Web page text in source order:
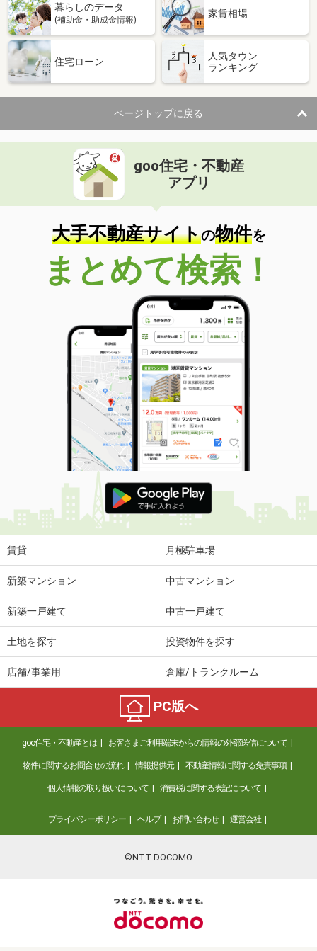
暮らしのデータ
(補助金・助成金情報)
家賃相場
住宅ローン
人気タウン
ランキング
ページトップに戻る
goo住宅・不動産
アプリ
大手不動産サイトの物件を
まとめて検索！
賃貸 月極駐車場
新築マンション 中古マンション
新築一戸建て 中古一戸建て
土地を探す 投資物件を探す
店舗/事業用 倉庫/トランクルーム
PC版へ
goo住宅・不動産とは お客さまご利用端末からの情報の外部送信について
物件に関するお問合せの流れ 情報提供元 不動産情報に関する免責事項
個人情報の取り扱いについて 消費税に関する表記について
プライバシーポリシー ヘルプ お問い合わせ 運営会社
©NTT DOCOMO